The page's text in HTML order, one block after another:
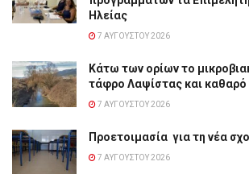
Ηλείας
7 ΑΥΓΟΎΣΤΟΥ 2026
Κάτω των ορίων το
τάφρο Λαψίστας και
7 ΑΥΓΟΎΣΤΟΥ 2026
Προετοιμασία για τη νέα
7 ΑΥΓΟΎΣΤΟΥ 2026